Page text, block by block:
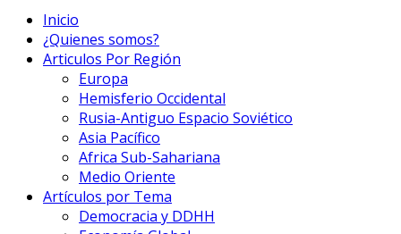
Inicio
¿Quienes somos?
Articulos Por Región
Europa
Hemisferio Occidental
Rusia-Antiguo Espacio Soviético
Asia Pacífico
Africa Sub-Sahariana
Medio Oriente
Artículos por Tema
Democracia y DDHH